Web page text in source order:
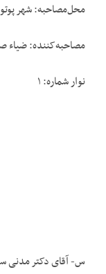
محل‌مصاحبه: شهر
مصاحبه‌کننده: ضیاء
نوار شماره: ۱
س- آقای دکتر مدنی